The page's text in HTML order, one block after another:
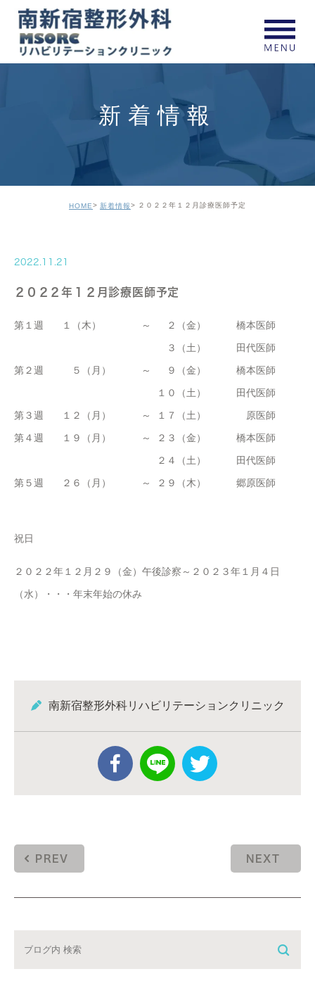
新着情報
HOME 新着情報 ２０２２年１２月診療医師予定
2022.11.21
２０２２年１２月診療医師予定
第１週 １（木） ～ ２（金）
橋本医師
３（土）
田代医師
第２週
５（月） ～ ９（金）
橋本医師
１０（土）
田代医師
第３週
１２（月） ～ １７（土）
原医師
第４週
１９（月） ～ ２３（金）
橋本医師
２４（土）
田代医師
第５週
２６（月） ～ ２９（木） 郷原医師
祝日
２０２２年１２月２９（金）午後診察～２０２３年１月４日
（水）・・・年末年始の休み
南新宿整形外科リハビリテーションクリニック
PREV NEXT